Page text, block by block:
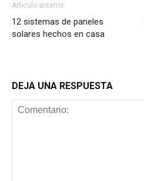
Artículo anterior
12 sistemas de paneles
solares hechos en casa
DEJA UNA RESPUESTA